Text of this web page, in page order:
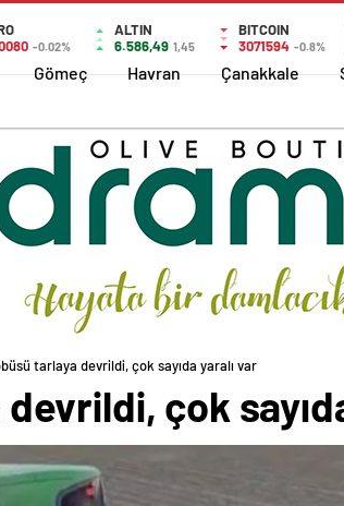
-0.02%
ALTIN
6.586,49 1,45
BITCOIN
3071594 -0.8%
Gömeç Havran Çanakkale
tarlaya devrildi, çok sayıda yaralı var
çok